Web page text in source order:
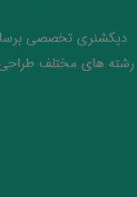
دیکشنری تخصصی برساد
رشته های مختلف